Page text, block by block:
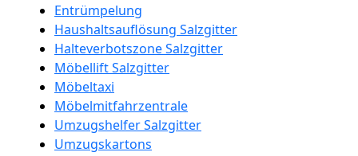
Entrümpelung
Haushaltsauflösung Salzgitter
Halteverbotszone Salzgitter
Möbellift Salzgitter
Möbeltaxi
Möbelmitfahrzentrale
Umzugshelfer Salzgitter
Umzugskartons